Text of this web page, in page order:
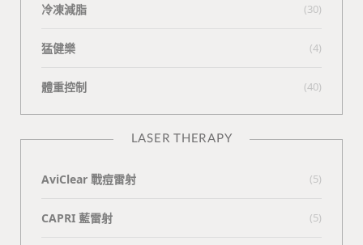
冷凍減脂 (30)
猛健樂 (4)
體重控制 (40)
LASER THERAPY
AviClear 戰痘雷射 (5)
CAPRI 藍雷射 (5)